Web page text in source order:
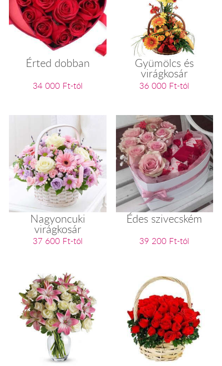
Érted dobban
34 000 Ft-tól
Gyümölcs és
virágkosár
36 000 Ft-tól
Nagyoncuki
virágkosár
37 600 Ft-tól
Édes szivecském
39 200 Ft-tól